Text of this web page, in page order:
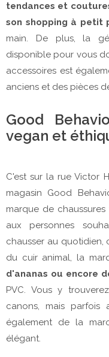
tendances et
son shopping à petit
main. De plus, la
disponible pour vous
accessoires est
anciens et des pièces
Good
vegan et
C'est sur la rue Victor
magasin Good
marque de
aux personnes
chausser au quotidien,
du cuir animal, la
d'ananas ou encore
PVC. Vous y
canons, mais parfois
également de la
élégant.